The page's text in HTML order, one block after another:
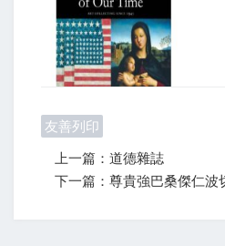
友善列印
上一篇：道德雜誌
下一篇：尊貴強巴桑傑仁波